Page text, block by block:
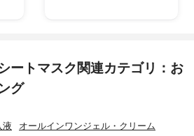
ートマスク関連カテゴリ：お
グ
液 オールインワンジェル・クリーム